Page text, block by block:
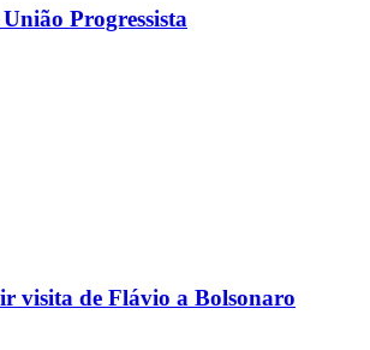
Progressista
visita de Flávio a Bolsonaro